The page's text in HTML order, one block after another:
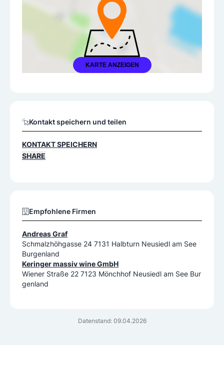
KARTE ANZEIGEN
Datenstand: 09.04.2026
Kontakt speichern und teilen
KONTAKT SPEICHERN
SHARE
Empfohlene Firmen
Andreas Graf
Schmalzhöhgasse 24 7131 Halbturn Neusiedl am See
Burgenland
Keringer massiv wine GmbH
Wiener Straße 22 7123 Mönchhof Neusiedl am See Bur
genland